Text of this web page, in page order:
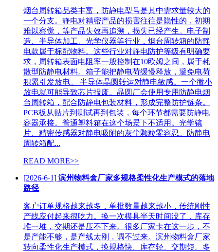
烟台周转箱品类丰富，防静电型号是其中需求量较大的
一个分支。静电对精密产品的损害往往是隐性的，初期
难以察觉，等产品失效再追溯，损失已经产生。电子制
造、半导体加工、光学仪器等行业，烟台周转箱的防静
电款属于标配物料。这些行业对静电防护等级有明确要
求，周转箱表面电阻率一般控制在10欧姆之间，属于耗
散型防静电材料。箱子能把静电荷缓慢释放，避免电荷
积累引发放电。 半导体晶圆转运对静电敏感。一个微小
放电就可能导致芯片报废。晶圆厂会使用专用防静电烟
台周转箱，配合防静电包装材料，形成完整防护链条。
PCB板从贴片到测试再到包装，每个环节都需要防静电
容器承接。普通塑料箱在这个场景下不适用。光学镜
片、精密传感器对静电吸附的灰尘颗粒零容忍。防静电
周转箱配...
READ MORE>>
[2026-6-1] 滨州物料盒厂家多规格柔性化生产模式的落地
路径
客户订单规格越来越多，单批数量越来越小，传统刚性
产线应付起来很吃力。换一次模具半天时间没了，库存
堆一堆，交期还是压不下来。很多厂家卡在这一步，不
是产能不够，是产线太刚，调不过来。滨州物料盒厂家
转向柔性化生产模式，换规格快、库存轻、交期短。多